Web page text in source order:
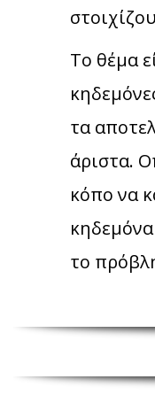
Το θέμα
τα
άριστα.
κόπο να
το